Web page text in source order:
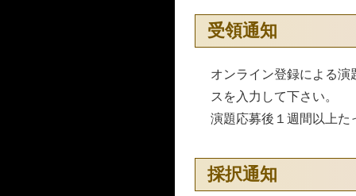
受領通知
オンライン登録による
スを入力して下さい。
演題応募後１週間以上た
採択通知